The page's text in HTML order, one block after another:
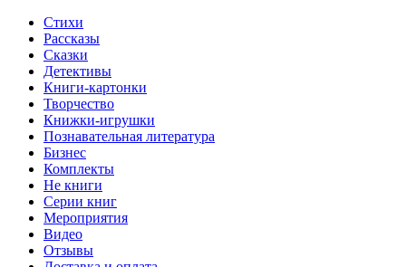
Стихи
Рассказы
Сказки
Детективы
Книги-картонки
Творчество
Книжки-игрушки
Познавательная литература
Бизнес
Комплекты
Не книги
Серии книг
Мероприятия
Видео
Отзывы